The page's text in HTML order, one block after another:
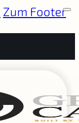
Zum Footer